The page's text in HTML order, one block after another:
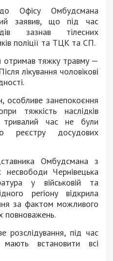
Офісу Омбудсмана
заявив, що під час
зазнав тілесних
поліції та ТЦК та СП.
отримав тяжку травму —
лікування чоловікові
особливе занепокоєння
тяжкість наслідків
тривалий час не були
реєстру досудових
Омбудсмана з
Чернівецька
у військовій та
регіону відкрила
за фактом можливого
повноважень.
розслідування, під час
мають встановити всі